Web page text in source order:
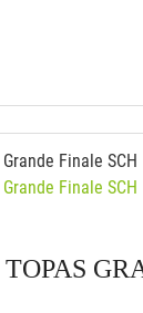
TOPAS